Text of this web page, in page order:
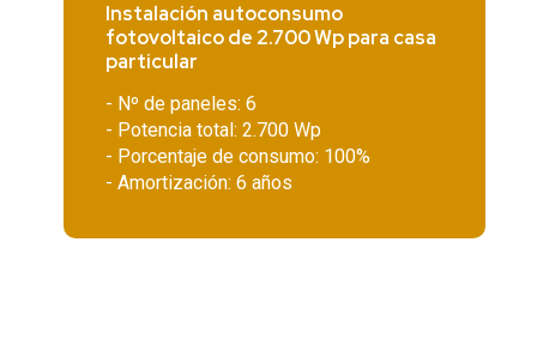
Instalación autoconsumo
fotovoltaico de 2.700 Wp para casa
particular
- Nº de paneles: 6
- Potencia total: 2.700 Wp
- Porcentaje de consumo: 100%
- Amortización: 6 años